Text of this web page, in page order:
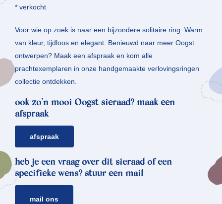
* verkocht
Voor wie op zoek is naar een bijzondere solitaire ring. Warm
van kleur, tijdloos en elegant. Benieuwd naar meer Oogst
ontwerpen? Maak een afspraak en kom alle
prachtexemplaren in onze handgemaakte verlovingsringen
collectie ontdekken.
ook zo’n mooi Oogst sieraad? maak een
afspraak
afspraak
heb je een vraag over dit sieraad of een
specifieke wens? stuur een mail
mail ons